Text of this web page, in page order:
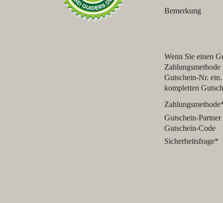
Bemerkung
Wenn Sie einen
Gutschein-Nr.
kompletten
Zahlungsmethode
Gutschein-Partner
Gutschein-Code
Sicherheitsfrage*